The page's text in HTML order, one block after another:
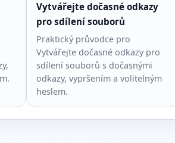
Vytvářejte dočasné odkazy
pro sdílení souborů
Praktický průvodce pro
Vytvářejte dočasné odkazy pro
sdílení souborů s dočasnými
odkazy, vypršením a volitelným
heslem.